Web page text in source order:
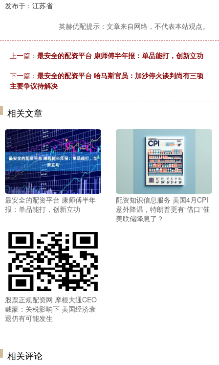
发布于：江苏省
英赫优配提示：文章来自网络，不代表本站观点。
上一篇： 最安全的配资平台 康师傅半年报：单品能打，创新立功
下一篇： 最安全的配资平台 哈马斯官员：加沙停火谈判尚有三项
主要争议待解决
相关文章
最安全的配资平台 康师傅半年
报：单品能打，创新立功
配资知识信息服务 美国4月CPI
意外降温，特朗普更有“借口”催
美联储降息了？
股票正规配资网 摩根大通CEO
戴蒙：关税影响下 美国经济衰
退仍有可能发生
相关评论